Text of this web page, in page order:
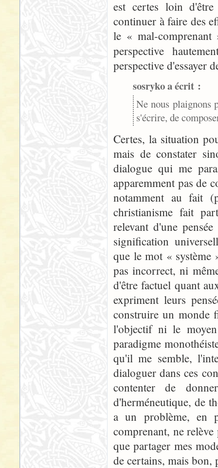
est certes loin
continuer à faire des
le « mal-comprenant
perspective
perspective d'essayer
sosryko a écrit :
Ne nous plaignons
s'écrire, de
Certes, la situation
mais de constater
dialogue qui me
apparemment pas de
notamment au fait
christianisme fait
relevant d'une
signification
que le mot «
pas incorrect, ni
d'être factuel quant
expriment leurs
construire un monde
l'objectif ni le
paradigme
qu'il me semble,
dialoguer dans ces
contenter de
d'herméneutique, de
a un problème, en
comprenant, ne
que partager mes
de certains, mais bon,